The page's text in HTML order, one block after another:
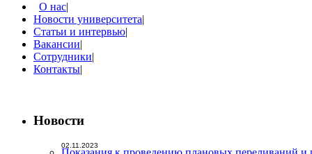
О нас|
Новости университета|
Статьи и интервью|
Вакансии|
Сотрудники|
Контакты|
Новости
02.11.2023